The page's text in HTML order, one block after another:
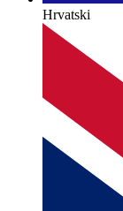
Hrvatski